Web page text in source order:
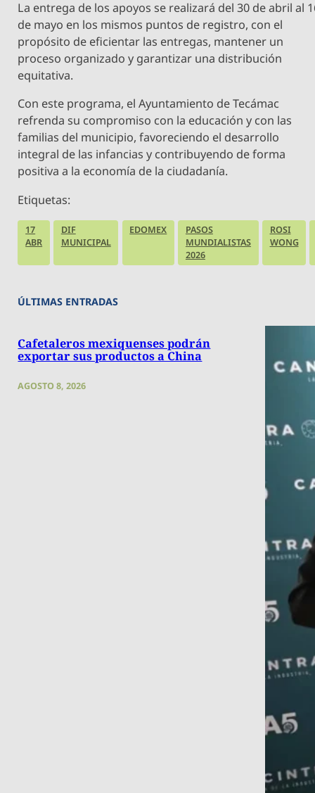
La entrega de los apoyos se realizará del 30 de abril al
de mayo en los mismos puntos de registro, con el
propósito de eficientar las entregas, mantener un
proceso organizado y garantizar una distribución
equitativa.
Con este programa, el Ayuntamiento de Tecámac
refrenda su compromiso con la educación y con las
familias del municipio, favoreciendo el desarrollo
integral de las infancias y contribuyendo de forma
positiva a la economía de la ciudadanía.
Etiquetas:
17
ABR
DIF
MUNICIPAL
EDOMEX
PASOS
MUNDIALISTAS
2026
ROSI
WONG
ÚLTIMAS ENTRADAS
Cafetaleros mexiquenses podrán
exportar sus productos a China
AGOSTO 8, 2026